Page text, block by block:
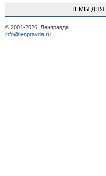
ТЕМЫ ДНЯ
© 2001-2026, Ленправда
info@lenpravda.ru